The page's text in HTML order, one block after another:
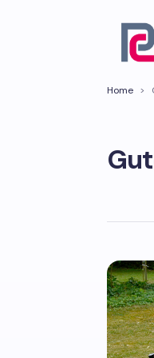
Home >